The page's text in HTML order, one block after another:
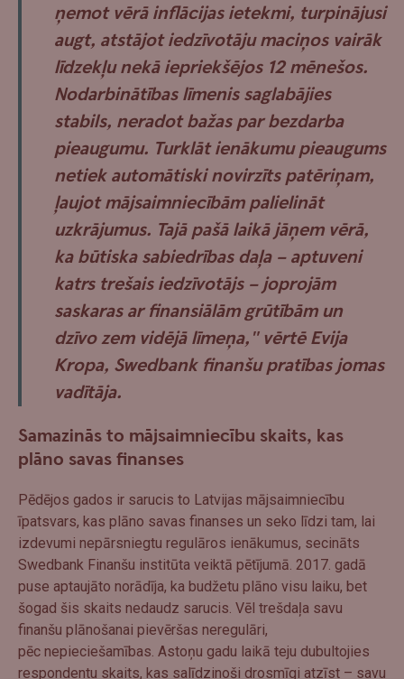
ņemot vērā inflācijas ietekmi, turpinājusi
augt, atstājot iedzīvotāju maciņos vairāk
līdzekļu nekā iepriekšējos 12 mēnešos.
Nodarbinātības līmenis saglabājies
stabils, neradot bažas par bezdarba
pieaugumu. Turklāt ienākumu pieaugums
netiek automātiski novirzīts patēriņam,
ļaujot mājsaimniecībām palielināt
uzkrājumus. Tajā pašā laikā jāņem vērā,
ka būtiska sabiedrības daļa – aptuveni
katrs trešais iedzīvotājs – joprojām
saskaras ar finansiālām grūtībām un
dzīvo zem vidējā līmeņa," vērtē Evija
Kropa, Swedbank finanšu pratības jomas
vadītāja.
Samazinās to mājsaimniecību skaits, kas
plāno savas finanses
Pēdējos gados ir sarucis to Latvijas mājsaimniecību
īpatsvars, kas plāno savas finanses un seko līdzi tam, lai
izdevumi nepārsniegtu regulāros ienākumus, secināts
Swedbank Finanšu institūta veiktā pētījumā. 2017. gadā
puse aptaujāto norādīja, ka budžetu plāno visu laiku, bet
šogad šis skaits nedaudz sarucis. Vēl trešdaļa savu
finanšu plānošanai pievēršas neregulāri,
pēc nepieciešamības. Astoņu gadu laikā teju dubultojies
respondentu skaits, kas salīdzinoši drosmīgi atzīst – savu